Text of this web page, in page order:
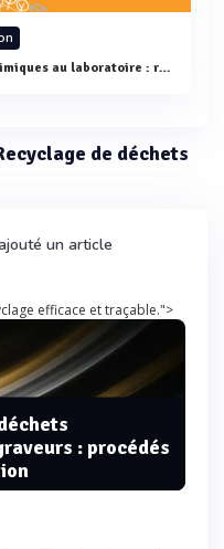
Gestion des déchets à risques chimiques au laboratoire : réglementation et application pratique
de déchets
un article
efficace et traçable.">
: procédés